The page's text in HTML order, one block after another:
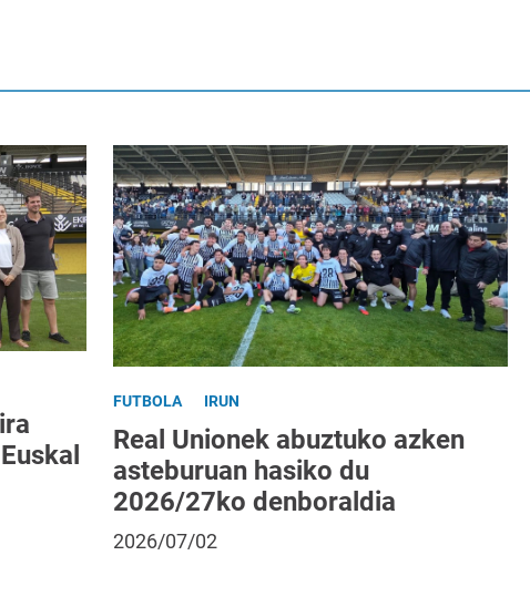
FUTBOLA IRUN
Real Unionek abuztuko azken
asteburuan hasiko du
2026/27ko denboraldia
2026/07/02